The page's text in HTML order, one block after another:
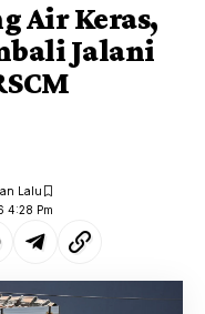
Air Keras,
Jalani
4:28 Pm
Lalu